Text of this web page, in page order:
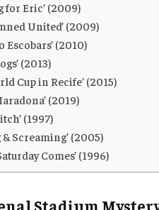
for Eric’ (2009)
United’ (2009)
Escobars’ (2010)
(2013)
Cup in Recife’ (2015)
(2019)
(1997)
& Screaming’ (2005)
Comes’ (1996)
Stadium